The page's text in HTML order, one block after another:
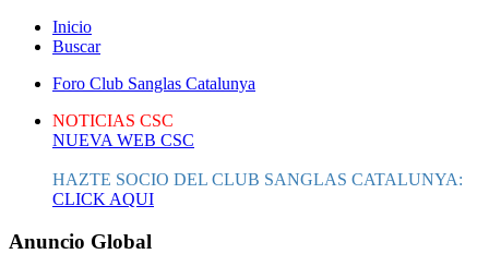
Inicio
Buscar
Foro Club Sanglas Catalunya
NOTICIAS CSC
NUEVA WEB CSC
HAZTE SOCIO DEL CLUB SANGLAS CATALUNYA:
CLICK AQUI
Anuncio Global